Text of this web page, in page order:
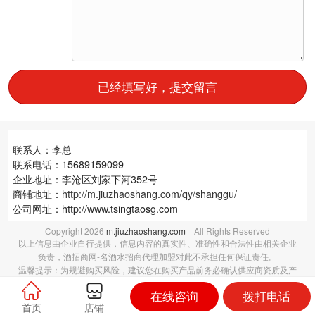
已经填写好，提交留言
联系人：李总
联系电话：15689159099
企业地址：李沧区刘家下河352号
商铺地址： http://m.jiuzhaoshang.com/qy/shanggu/
公司网址：http://www.tsingtaosg.com
Copyright2026 m.jiuzhaoshang.com All Rights Reserved
以上信息由企业自行提供，信息内容的真实性、准确性和合法性由相关企业
负责，酒招商网-名酒水招商代理加盟对此不承担任何保证责任。
温馨提示：为规避购买风险，建议您在购买产品前务必确认供应商资质及产
品质量。
首页 店铺
在线咨询 拨打电话